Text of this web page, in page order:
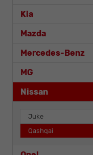
Kia
Mazda
Mercedes-Benz
MG
Nissan
Juke
Qashqai